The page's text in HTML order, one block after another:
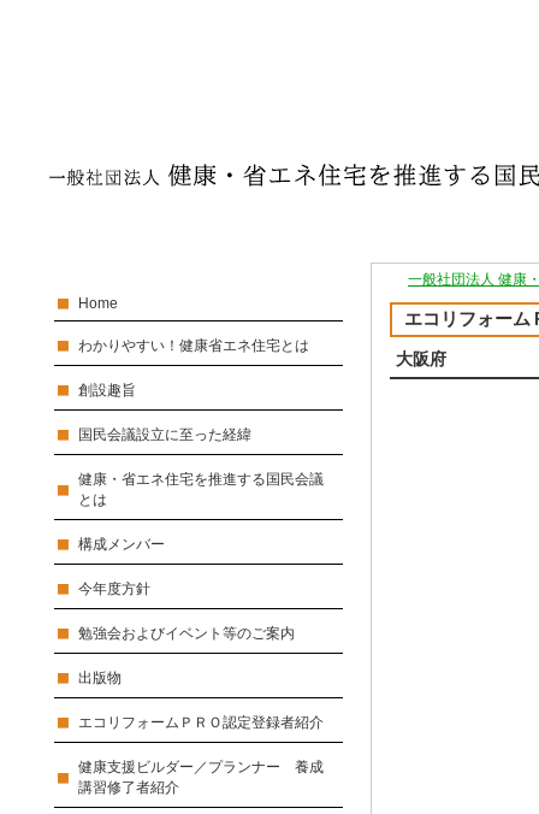
Home
わかりやすい！健康省エネ住宅とは
創設趣旨
国民会議設立に至った経緯
健康・省エネ住宅を推進する国民会議
とは
構成メンバー
今年度方針
勉強会およびイベント等のご案内
出版物
エコリフォームＰＲＯ認定登録者紹介
健康支援ビルダー／プランナー 養成
講習修了者紹介
一般社団法人 健康
エコリフォーム
大阪府